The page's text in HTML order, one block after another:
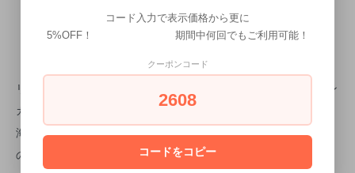
リサイクル陶土を使って作られた、白と濃いグレーのモノトーン
カラーが少し辛口な印象のNOVAエコグレス。
海辺の自然や風景にインスパイアされて生まれたNOVAシリーズ
の日本限定のサブラインです。
コード入力で表示価格から更に
5%OFF！ 期間中何回でもご利用可能！
クーポンコード
2608
コードをコピー